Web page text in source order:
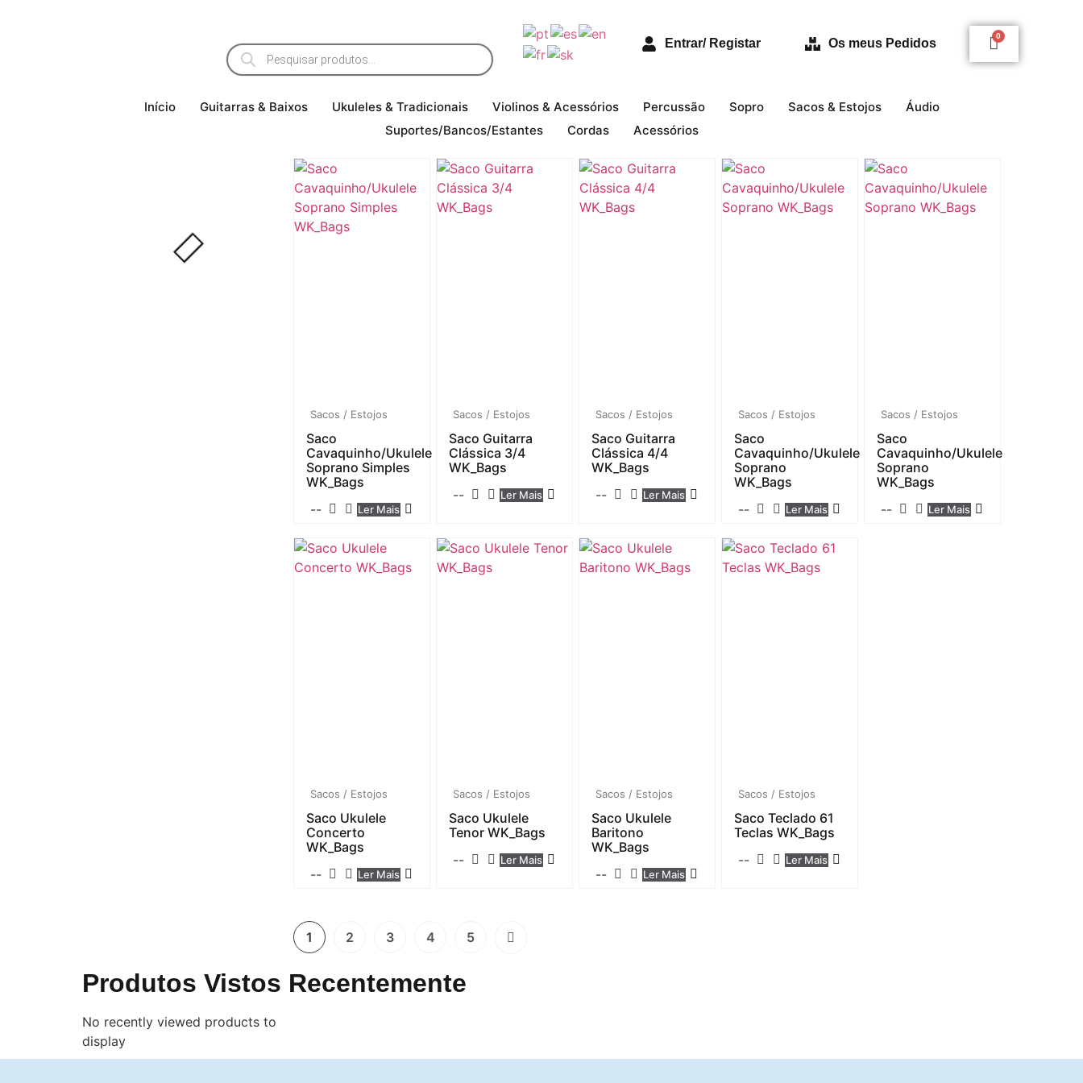
Entrar/ Registar Os meus Pedidos
Início Guitarras & Baixos Ukuleles & Tradicionais Violinos & Acessórios Percussão Sopro Sacos & Estojos
Áudio
Suportes/Bancos/Estantes
Cordas Acessórios
Sacos / Estojos
Saco
Cavaquinho/Ukulele
Soprano Simples
WK_Bags
--
Ler Mais
Sacos / Estojos
Saco Guitarra
Clássica 3/4
WK_Bags
--
Ler Mais
Sacos / Estojos
Saco Guitarra
Clássica 4/4
WK_Bags
--
Ler Mais
Sacos / Estojos
Saco
Cavaquinho/Ukulele
Soprano
WK_Bags
--
Ler Mais
Sacos / Estojos
Saco
Cavaquinho/Ukulele
Soprano
WK_Bags
--
Ler Mais
Sacos / Estojos
Saco Ukulele
Concerto
WK_Bags
--
Ler Mais
Sacos / Estojos
Saco Ukulele
Tenor WK_Bags
--
Ler Mais
Sacos / Estojos
Saco Ukulele
Baritono
WK_Bags
--
Ler Mais
Sacos / Estojos
Saco Teclado 61
Teclas WK_Bags
--
Ler Mais
1 2 3 4 5
Produtos Vistos Recentemente
No recently viewed products to
display